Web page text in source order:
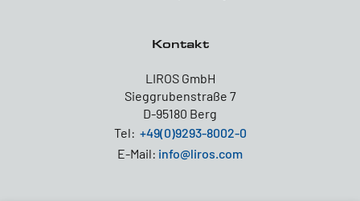
Kontakt
LIROS GmbH
Sieggrubenstraße 7
D-95180 Berg
Tel: +49(0)9293-8002-0
E-Mail: info@liros.com